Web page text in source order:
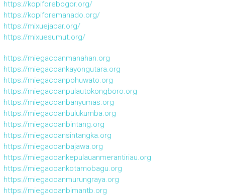
https://kopiforebogor.org/
https://kopiforemanado.org/
https://mixuejabar.org/
https://mixuesumut.org/
https://miegacoanmanahan.org
https://miegacoankayongutara.org
https://miegacoanpohuwato.org
https://miegacoanpulautokongboro.org
https://miegacoanbanyumas.org
https://miegacoanbulukumba.org
https://miegacoanbintang.org
https://miegacoansintangka.org
https://miegacoanbajawa.org
https://miegacoankepulauanmerantiriau.org
https://miegacoankotamobagu.org
https://miegacoanmurungraya.org
https://miegacoanbimantb.org